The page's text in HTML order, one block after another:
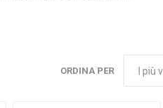
ORDINA PER